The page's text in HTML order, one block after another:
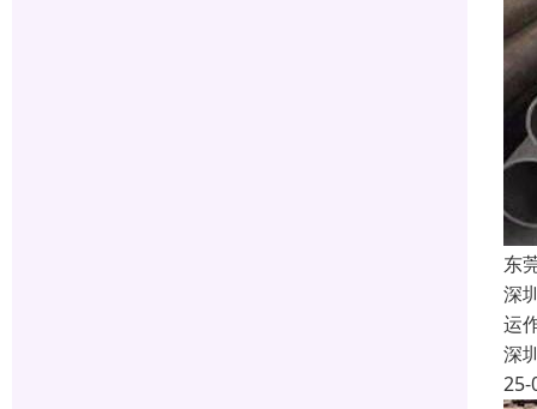
东
深
运
深
25-